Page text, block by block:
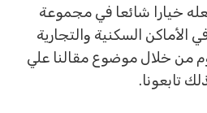
خيارا شائعا في مجموعة
السكنية والتجارية
خلال موضوع مقالنا علي
تابعونا.